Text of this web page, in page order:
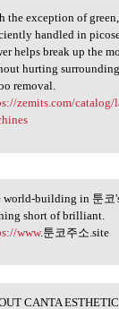
the exception of
the exception of
handled in
helps break up the
hurting
removal.
zemits.com/catalog/
building in
world-building in 툰코
short of brilliant.
www.툰코주소.site
CANTA ESTHETIC